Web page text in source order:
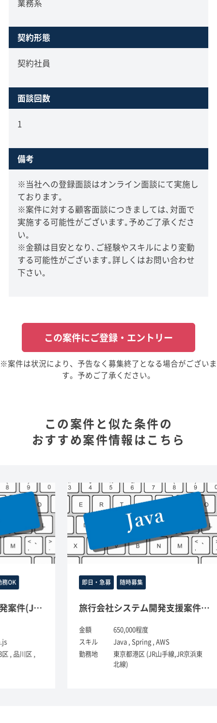
業務系
契約形態
契約社員
面談回数
1
備考
※当社への登録面談はオンライン面談にて実施し
ております｡
※案件に対する顧客面談につきましては､対面で
実施する可能性がございます｡予めご了承くださ
い｡
※金額は目安となり､ご経験やスキルにより変動
する可能性がございます｡詳しくはお問い合わせ
下さい｡
この案件にご登録・エントリー
※案件は状況により、予告なく募集終了となる場合がございま
す。予めご了承ください。
この案件と似た条件の
おすすめ案件情報はこちら
開発案件(Java)
随時募集
旅行会社システム開発支援案件(java)
650,000程度
Java , Spring , AWS
東京都港区 (JR山手線,JR京浜東